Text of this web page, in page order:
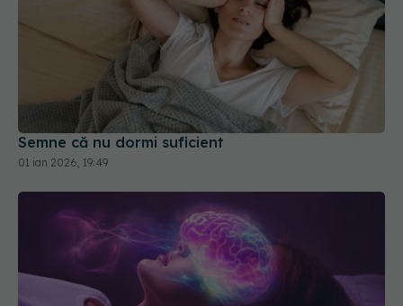
Semne că nu dormi suficient
01 ian 2026, 19:49